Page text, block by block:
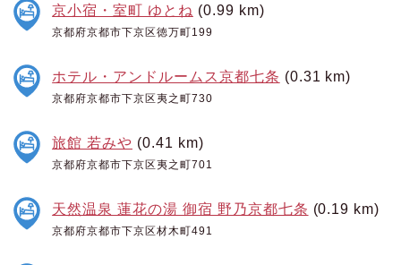
京小宿・室町 ゆとね (0.99 km)
京都府京都市下京区徳万町199
ホテル・アンドルームス京都七条 (0.31 km)
京都府京都市下京区夷之町730
旅館 若みや (0.41 km)
京都府京都市下京区夷之町701
天然温泉 蓮花の湯 御宿 野乃京都七条 (0.19 km)
京都府京都市下京区材木町491